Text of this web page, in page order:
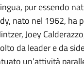
pur essendo
nato nel 1962, ha
Joey
da leader e da
un’attività